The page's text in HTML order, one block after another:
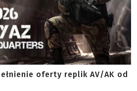
oferty replik AV/AK od